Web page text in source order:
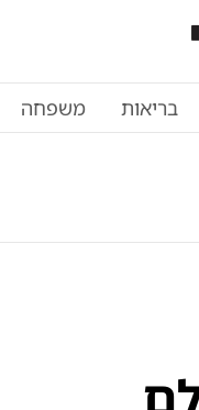
בריאות משפחה